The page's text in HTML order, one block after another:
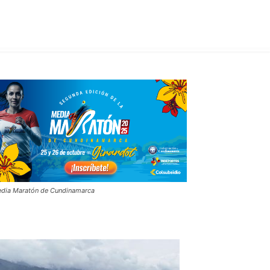
Maratón de Cundinamarca